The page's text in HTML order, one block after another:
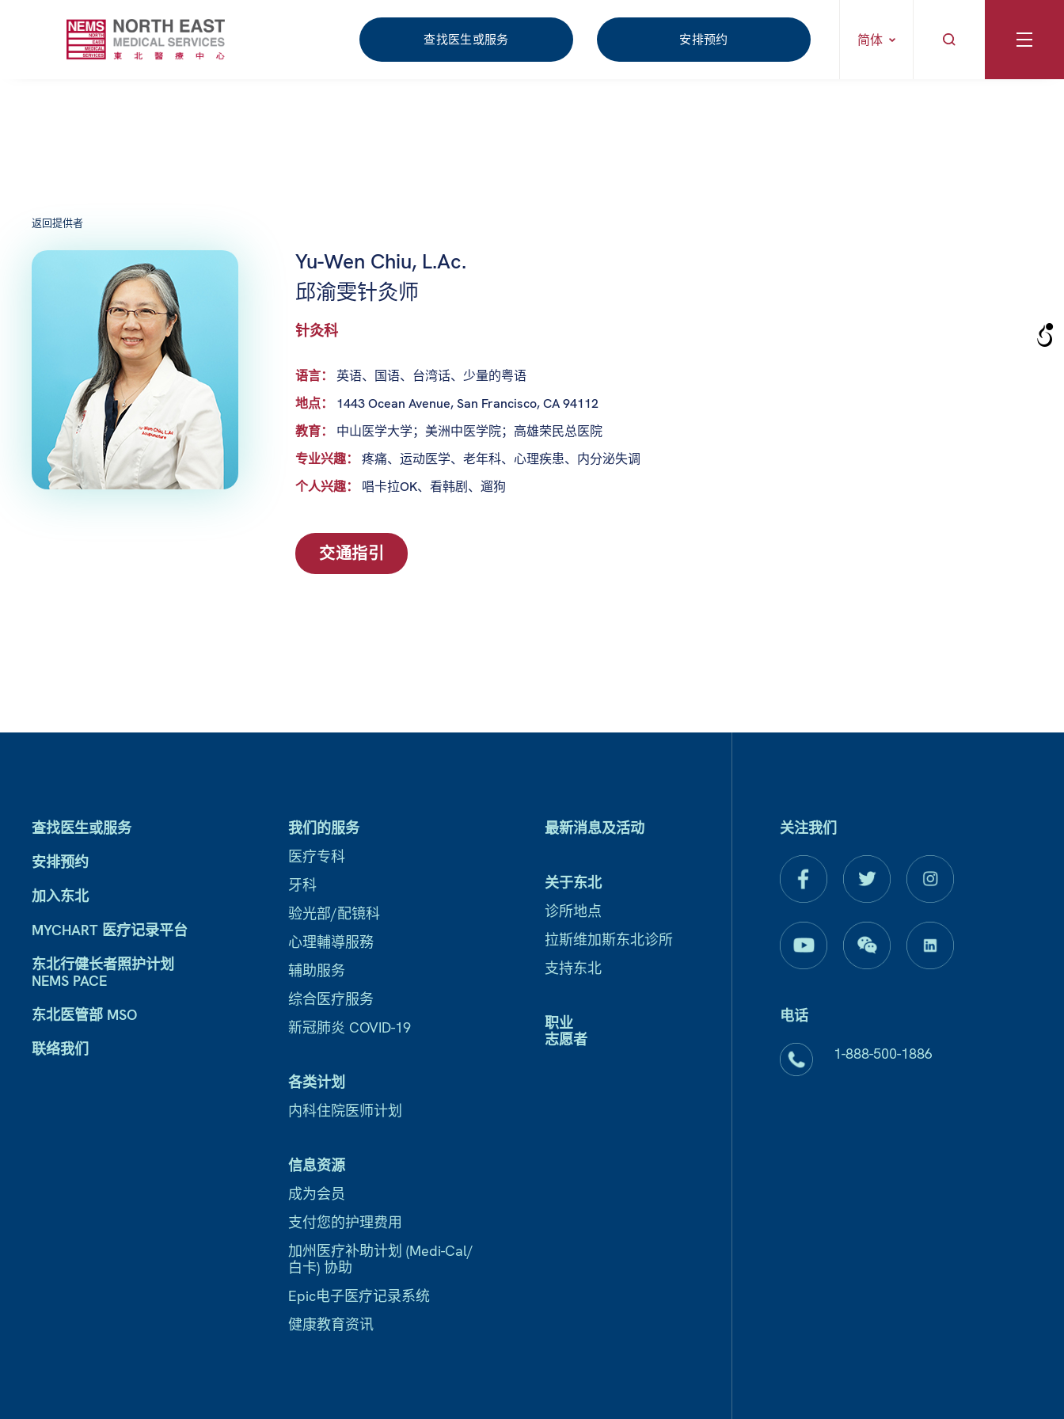
查找医生或服务 安排预约 简体
返回提供者
Yu-Wen Chiu, L.Ac.
邱渝雯针灸师
针灸科
语言： 英语、国语、台湾话、少量的粤语
地点：
1443 Ocean Avenue, San Francisco, CA 94112
教育：
中山医学大学；美洲中医学院；高雄荣民总医院
专业兴趣：
疼痛、运动医学、老年科、心理疾患、内分泌失调
个人兴趣：
唱卡拉OK、看韩剧、遛狗
交通指引
查找医生或服务
安排预约
加入东北
MYCHART 医疗记录平台
东北行健长者照护计划
NEMS PACE
东北医管部 MSO
联络我们
我们的服务
医疗专科
牙科
验光部/配镜科
心理輔導服務
辅助服务
综合医疗服务
新冠肺炎 COVID-19
各类计划
内科住院医师计划
信息资源
成为会员
支付您的护理费用
加州医疗补助计划 (Medi-Cal/
白卡) 协助
Epic电子医疗记录系统
健康教育资讯
最新消息及活动
关于东北
诊所地点
拉斯维加斯东北诊所
支持东北
职业
志愿者
关注我们
电话
1-888-500-1886